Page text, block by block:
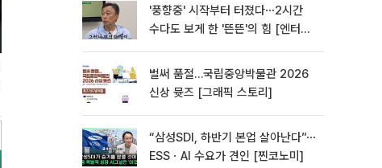
'풍향중' 시작부터 터졌다⋯2시간
수다도 보게 한 '뜬뜬'의 힘 [엔터로
벌써 품절…국립중앙박물관 2026
신상 뮷즈 [그래픽 스토리]
“삼성SDI, 하반기 본업 살아난다”⋯
ESSㆍAI 수요가 견인 [찐코노미]